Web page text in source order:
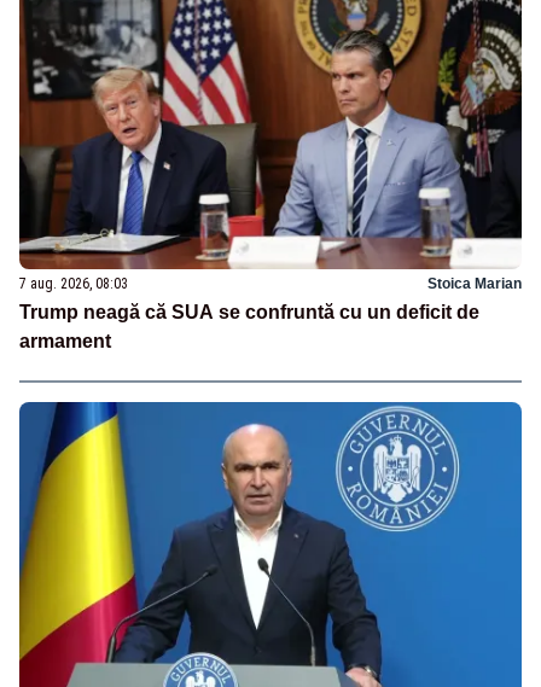
7 aug. 2026, 08:03 Stoica Marian
Trump neagă că SUA se confruntă cu un deficit de
armament